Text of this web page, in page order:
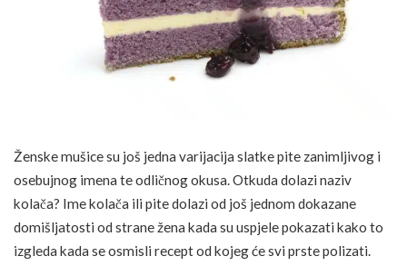
Ženske mušice su još jedna varijacija slatke pite zanimljivog i
osebujnog imena te odličnog okusa. Otkuda dolazi naziv
kolača? Ime kolača ili pite dolazi od još jednom dokazane
domišljatosti od strane žena kada su uspjele pokazati kako to
izgleda kada se osmisli recept od kojeg će svi prste polizati.